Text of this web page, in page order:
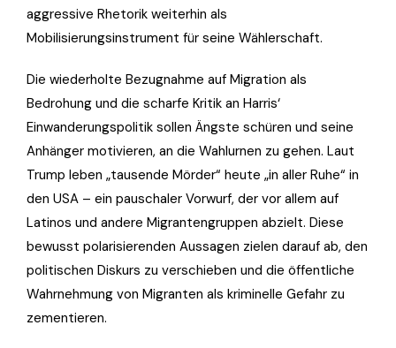
aggressive Rhetorik weiterhin als
Mobilisierungsinstrument für seine Wählerschaft.
Die wiederholte Bezugnahme auf Migration als
Bedrohung und die scharfe Kritik an Harris‘
Einwanderungspolitik sollen Ängste schüren und seine
Anhänger motivieren, an die Wahlurnen zu gehen. Laut
Trump leben „tausende Mörder“ heute „in aller Ruhe“ in
den USA – ein pauschaler Vorwurf, der vor allem auf
Latinos und andere Migrantengruppen abzielt. Diese
bewusst polarisierenden Aussagen zielen darauf ab, den
politischen Diskurs zu verschieben und die öffentliche
Wahrnehmung von Migranten als kriminelle Gefahr zu
zementieren.